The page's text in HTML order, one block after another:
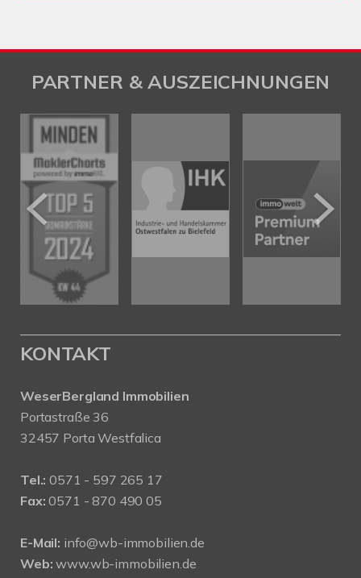
PARTNER & AUSZEICHNUNGEN
KONTAKT
WeserBergland Immobilien
Portastraße 36
32457 Porta Westfalica
Tel.: 0571 - 597 265 17
Fax: 0571 - 870 490 05
E-Mail: info@wb-immobilien.de
Web: www.wb-immobilien.de